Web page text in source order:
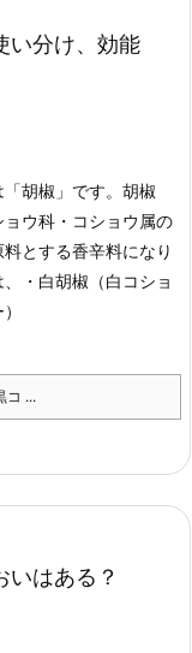
い分け、効能
胡椒」です。 胡椒
ョウ科・コショウ属の
とする香辛料になり
・白胡椒（白コショ
コ ...
はある？